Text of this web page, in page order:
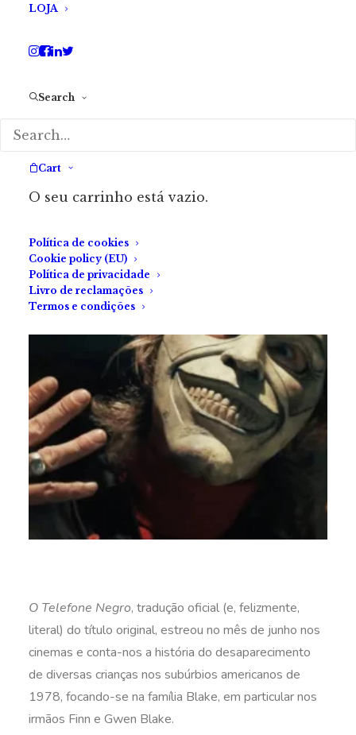
LOJA
Search
Cart
O seu carrinho está vazio.
Política de cookies
Cookie policy (EU)
Política de privacidade
Livro de reclamações
Termos e condições
O Telefone Negro, tradução oficial (e, felizmente,
literal) do título original, estreou no mês de junho nos
cinemas e conta-nos a história do desaparecimento
de diversas crianças nos subúrbios americanos de
1978, focando-se na família Blake, em particular nos
irmãos Finn e Gwen Blake.